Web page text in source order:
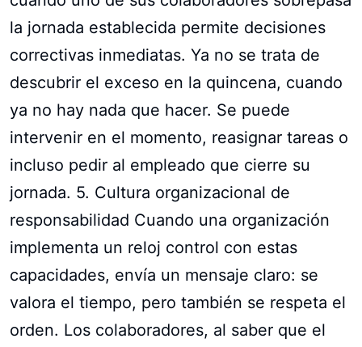
la jornada establecida permite decisiones
correctivas inmediatas. Ya no se trata de
descubrir el exceso en la quincena, cuando
ya no hay nada que hacer. Se puede
intervenir en el momento, reasignar tareas o
incluso pedir al empleado que cierre su
jornada. 5. Cultura organizacional de
responsabilidad Cuando una organización
implementa un reloj control con estas
capacidades, envía un mensaje claro: se
valora el tiempo, pero también se respeta el
orden. Los colaboradores, al saber que el